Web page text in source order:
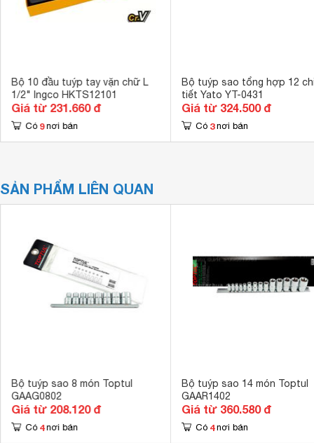
Bộ 10 đầu tuýp tay vặn chữ L
1/2" Ingco HKTS12101
Giá từ 231.660 đ
Có 9 nơi bán
Bộ tuýp sao tổng hợp 12
tiết Yato YT-0431
Giá từ 324.500 đ
Có 3 nơi bán
SẢN PHẨM LIÊN QUAN
Bộ tuýp sao 8 món Toptul
GAAG0802
Giá từ 208.120 đ
Có 4 nơi bán
Bộ tuýp sao 14 món Toptul
GAAR1402
Giá từ 360.580 đ
Có 4 nơi bán